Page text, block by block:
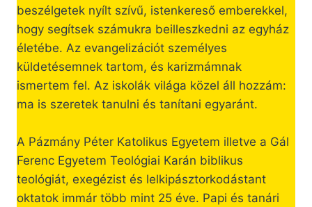
beszélgetek nyílt szívű, istenkereső emberekkel,
hogy segítsek számukra beilleszkedni az egyház
életébe. Az evangelizációt személyes
küldetésemnek tartom, és karizmámnak
ismertem fel. Az iskolák világa közel áll hozzám:
ma is szeretek tanulni és tanítani egyaránt.
A Pázmány Péter Katolikus Egyetem illetve a Gál
Ferenc Egyetem Teológiai Karán biblikus
teológiát, exegézist és lelkipásztorkodástant
oktatok immár több mint 25 éve. Papi és tanári